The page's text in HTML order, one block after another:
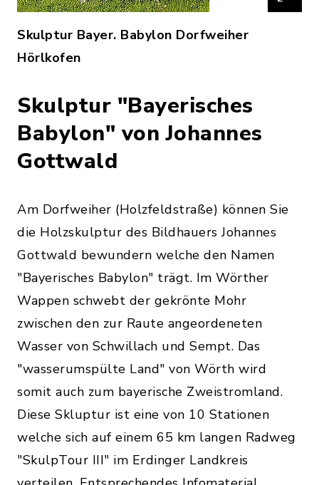
Skulptur Bayer. Babylon Dorfweiher
Hörlkofen
Skulptur "Bayerisches
Babylon" von Johannes
Gottwald
Am Dorfweiher (Holzfeldstraße) können Sie
die Holzskulptur des Bildhauers Johannes
Gottwald bewundern welche den Namen
"Bayerisches Babylon" trägt. Im Wörther
Wappen schwebt der gekrönte Mohr
zwischen den zur Raute angeordeneten
Wasser von Schwillach und Sempt. Das
"wasserumspülte Land" von Wörth wird
somit auch zum bayerische Zweistromland.
Diese Skluptur ist eine von 10 Stationen
welche sich auf einem 65 km langen Radweg
"SkulpTour III" im Erdinger Landkreis